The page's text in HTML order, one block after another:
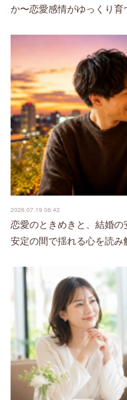
か〜恋愛感情がゆっくり育
2026.07.19 06:42
恋愛のときめきと、結婚
安定の間で揺れる心を読み